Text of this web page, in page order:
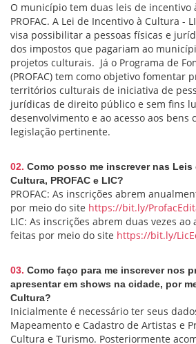
O município tem duas leis de incentivo
PROFAC. A Lei de Incentivo à Cultura -
visa possibilitar a pessoas físicas e
dos impostos que pagariam ao
projetos culturais. Já o Programa de
(PROFAC) tem como objetivo fomentar
territórios culturais de iniciativa de
jurídicas de direito público e sem fins
desenvolvimento e ao acesso aos bens
legislação pertinente.
02. Como posso me inscrever nas
Cultura, PROFAC e LIC?
PROFAC: As inscrições abrem
por meio do site https://bit.ly/
LIC: As inscrições abrem duas vezes ao
feitas por meio do site https://bit.ly/
03. Como faço para me inscrever nos
apresentar em shows na cidade, por
Cultura?
Inicialmente é necessário ter seus
Mapeamento e Cadastro de Artistas e
Cultura e Turismo. Posteriormente